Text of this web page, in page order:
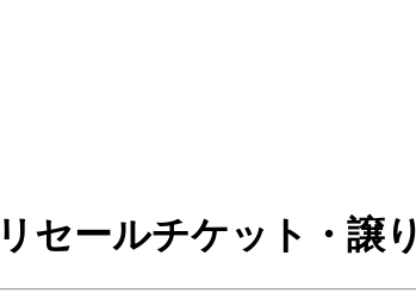
セールチケット・譲